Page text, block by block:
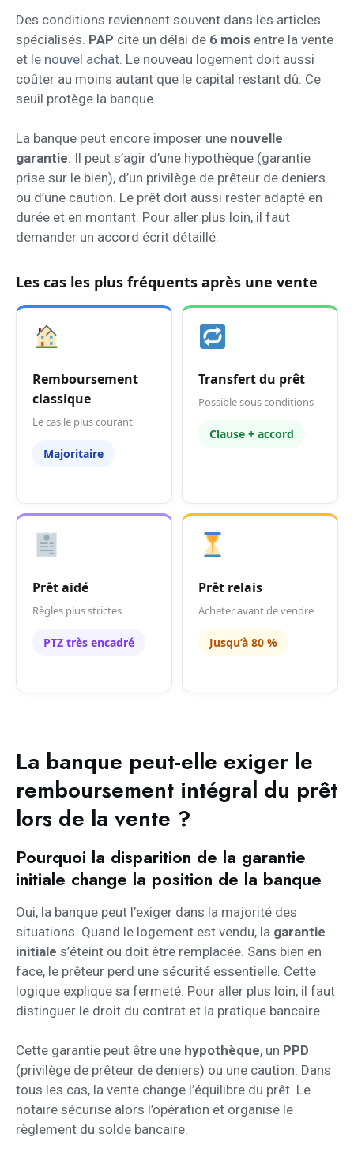
Des conditions reviennent souvent dans les articles
spécialisés. PAP cite un délai de 6 mois entre la vente
et le nouvel achat . Le nouveau logement doit aussi
coûter au moins autant que le capital restant dû. Ce
seuil protège la banque.
La banque peut encore imposer une nouvelle
garantie. Il peut s’agir d’une hypothèque (garantie
prise sur le bien), d’un privilège de prêteur de deniers
ou d’une caution. Le prêt doit aussi rester adapté en
durée et en montant. Pour aller plus loin, il faut
demander un accord écrit détaillé.
Les cas les plus fréquents après une vente
Remboursement
classique
Le cas le plus courant
Majoritaire
Transfert du prêt
Possible sous conditions
Clause + accord
Prêt aidé
Règles plus strictes
PTZ très encadré
Prêt relais
Acheter avant de vendre
Jusqu’à 80 %
La banque peut-elle exiger le
remboursement intégral du prêt
lors de la vente ?
Pourquoi la disparition de la garantie
initiale change la position de la banque
Oui, la banque peut l’exiger dans la majorité des
situations. Quand le logement est vendu, la garantie
initiale s’éteint ou doit être remplacée. Sans bien en
face, le prêteur perd une sécurité essentielle. Cette
logique explique sa fermeté. Pour aller plus loin, il faut
distinguer le droit du contrat et la pratique bancaire.
Cette garantie peut être une hypothèque, un PPD
(privilège de prêteur de deniers) ou une caution. Dans
tous les cas, la vente change l’équilibre du prêt. Le
notaire sécurise alors l’opération et organise le
règlement du solde bancaire.